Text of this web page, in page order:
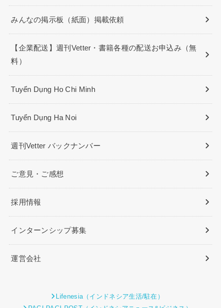
みんなの掲示板（紙面）掲載依頼
【企業配送】週刊Vetter・書籍各種の配送お申込み（無
料）
Tuyển Dụng Ho Chi Minh
Tuyển Dụng Ha Noi
週刊Vetter バックナンバー
ご意見・ご感想
採用情報
インターンシップ募集
運営会社
Lifenesia（インドネシア生活/駐在）